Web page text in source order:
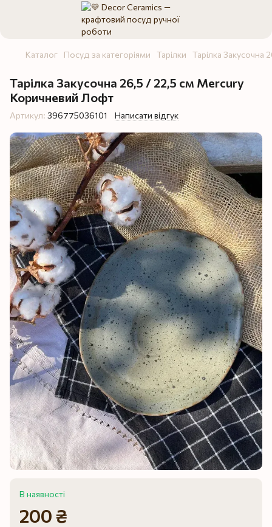
Каталог Посуд за категоріями Тарілки Тарілка Закусочна
Тарілка Закусочна 26,5 / 22,5 см Mercury
Коричневий Лофт
Артикул: 396775036101 Написати відгук
В наявності
200 ₴